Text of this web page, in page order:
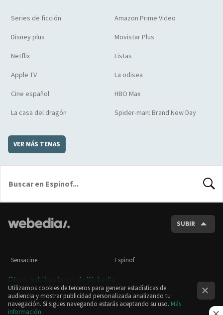
Series de ficción Amazon Prime Video
Disney plus Movistar Plus
Netflix Listas
Apple TV La odisea
Cine español HBO Max
La casa del dragón Spider-man: Brand New Day
VER MÁS TEMAS
SUBIR
Sensacine Espinof
Otras publicaciones de Webedia
Utilizamos cookies de terceros para generar estadísticas de
audiencia y mostrar publicidad personalizada analizando tu
navegación. Si sigues navegando estarás aceptando su uso. Más
información